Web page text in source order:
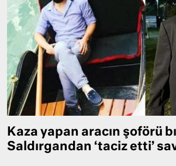
Kaza yapan aracın şoförü
Saldırgandan ‘taciz etti’